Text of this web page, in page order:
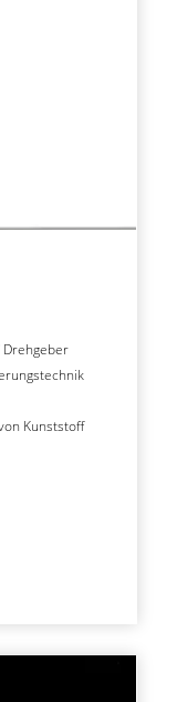
Kunststoff